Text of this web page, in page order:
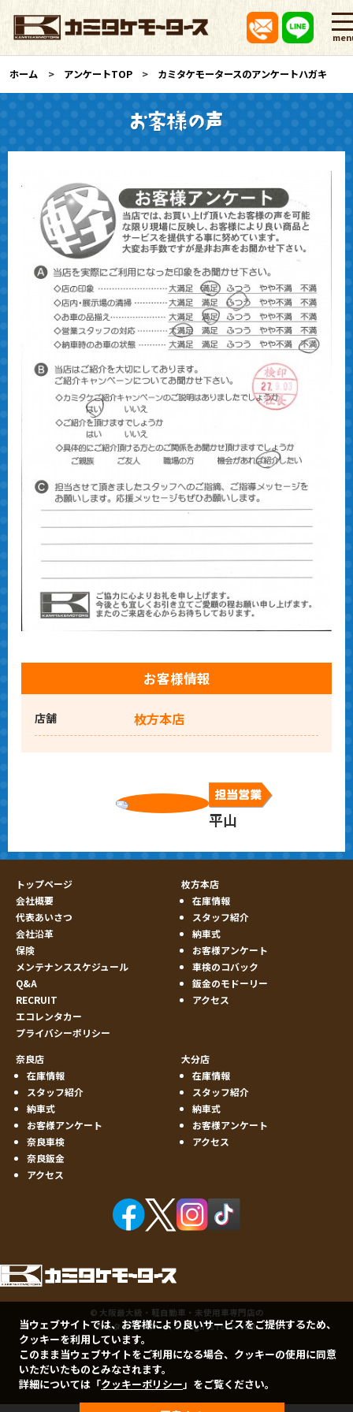
ホーム アンケートTOP カミタケモータースのアンケートハガキ
お客様情報
店舗 枚方本店
平山
トップページ
会社概要
代表あいさつ
会社沿革
保険
メンテナンススケジュール
Q&A
RECRUIT
エコレンタカー
プライバシーポリシー
枚方本店
在庫情報
スタッフ紹介
納車式
お客様アンケート
車検のコバック
鈑金のモドーリー
アクセス
奈良店
在庫情報
スタッフ紹介
納車式
お客様アンケート
奈良車検
奈良鈑金
アクセス
大分店
在庫情報
スタッフ紹介
納車式
お客様アンケート
アクセス
© 大阪最大級・軽自動車・未使用車専門店の
カミタケモータース All rights reserved.
当ウェブサイトでは、お客様により良いサービスをご提供するため、
クッキーを利用しています。
このまま当ウェブサイトをご利用になる場合、クッキーの使用に同意
いただいたものとみなされます。
詳細については「クッキーポリシー 」をご覧ください。